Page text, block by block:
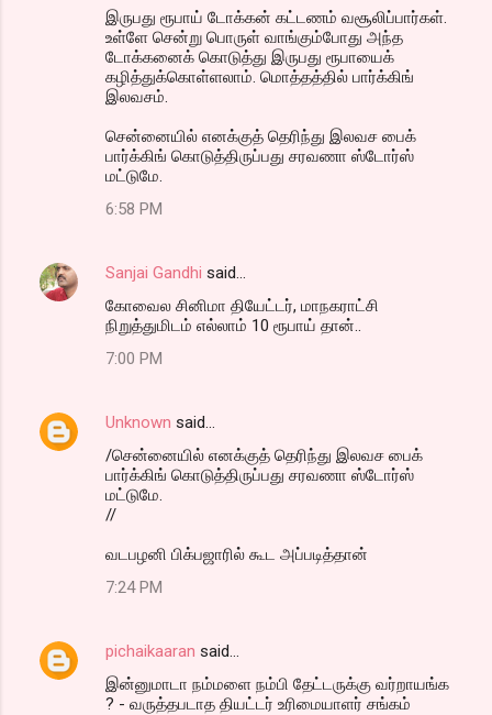
இருபது ரூபாய் டோக்கன் கட்டணம் வசூலிப்பார்கள்.
உள்ளே சென்று பொருள் வாங்கும்போது அந்த
டோக்கனைக் கொடுத்து இருபது ரூபாயைக்
கழித்துக்கொள்ளலாம். மொத்தத்தில் பார்க்கிங்
இலவசம்.
சென்னையில் எனக்குத் தெரிந்து இலவச பைக்
பார்க்கிங் கொடுத்திருப்பது சரவணா ஸ்டோர்ஸ்
மட்டுமே.
6:58 PM
Sanjai Gandhi said…
கோவைல சினிமா தியேட்டர், மாநகராட்சி
நிறுத்துமிடம் எல்லாம் 10 ரூபாய் தான்..
7:00 PM
Unknown said…
/சென்னையில் எனக்குத் தெரிந்து இலவச பைக்
பார்க்கிங் கொடுத்திருப்பது சரவணா ஸ்டோர்ஸ்
மட்டுமே.
//
வடபழனி பிக்பஜாரில் கூட அப்படித்தான்
7:24 PM
pichaikaaran said…
இன்னுமாடா நம்மளை நம்பி தேட்டருக்கு வர்றாயங்க
? - வருத்தபடாத தியட்டர் உரிமையாளர் சங்கம்